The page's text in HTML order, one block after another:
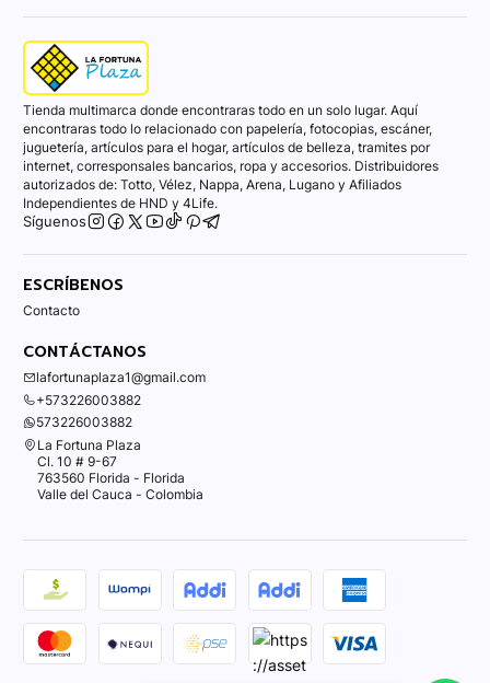
Tienda multimarca donde encontraras todo en un solo lugar. Aquí
encontraras todo lo relacionado con papelería, fotocopias, escáner,
juguetería, artículos para el hogar, artículos de belleza, tramites por
internet, corresponsales bancarios, ropa y accesorios. Distribuidores
autorizados de: Totto, Vélez, Nappa, Arena, Lugano y Afiliados
Independientes de HND y 4Life.
Síguenos
ESCRÍBENOS
Contacto
CONTÁCTANOS
lafortunaplaza1@gmail.com
+573226003882
573226003882
La Fortuna Plaza
Cl. 10 # 9-67
763560 Florida - Florida
Valle del Cauca - Colombia